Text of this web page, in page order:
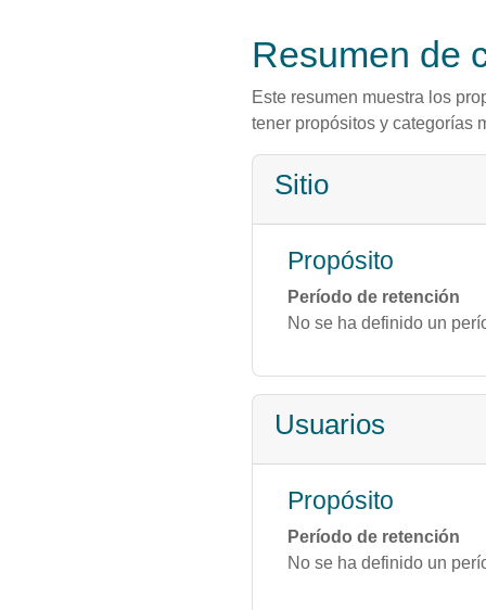
Resumen de
Este resumen muestra los
tener propósitos y categorías
Sitio
Propósito
Período de retención
No se ha definido un
Usuarios
Propósito
Período de retención
No se ha definido un